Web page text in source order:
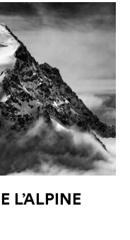
L’ALPINE